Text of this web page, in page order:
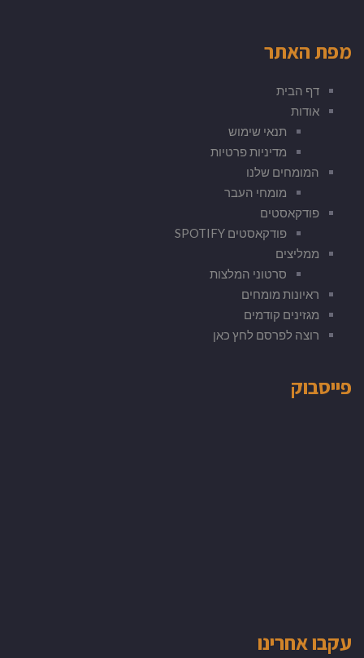
מפת האתר
דף הבית
אודות
תנאי שימוש
מדיניות פרטיות
המומחים שלנו
מומחי העבר
פודקאסטים
פודקאסטים SPOTIFY
ממליצים
סרטוני המלצות
ראיונות מומחים
מגזינים קודמים
רוצה לפרסם לחץ כאן
פייסבוק
עקבו אחרינו